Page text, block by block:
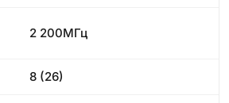
2 200МГц
8 (26)